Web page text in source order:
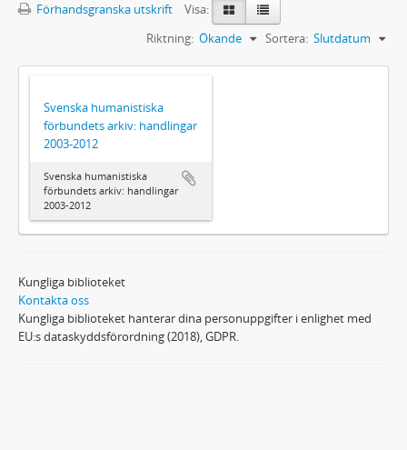
Förhandsgranska utskrift
Visa:
Sortera: Slutdatum
Riktning: Ökande
Svenska humanistiska
förbundets arkiv: handlingar
2003-2012
Svenska humanistiska
förbundets arkiv: handlingar
2003-2012
Kungliga biblioteket
Kontakta oss
Kungliga biblioteket hanterar dina personuppgifter i enlighet med
EU:s dataskyddsförordning (2018), GDPR.